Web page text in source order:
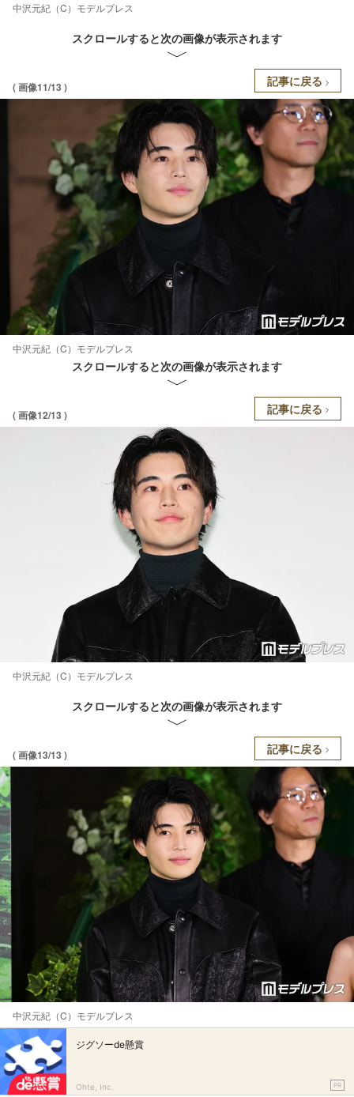
中沢元紀（C）モデルプレス
スクロールすると次の画像が表示されます
( 画像11/13 ) 記事に戻る
中沢元紀（C）モデルプレス
スクロールすると次の画像が表示されます
( 画像12/13 ) 記事に戻る
中沢元紀（C）モデルプレス
スクロールすると次の画像が表示されます
( 画像13/13 ) 記事に戻る
中沢元紀（C）モデルプレス
ジグソーde懸賞
Ohte, Inc. PR